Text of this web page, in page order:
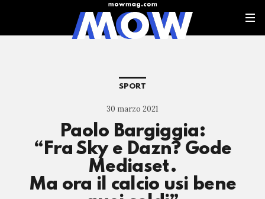
SPORT
30 marzo 2021
Paolo Bargiggia:
“Fra Sky e Dazn? Gode
Mediaset.
Ma ora il calcio usi bene